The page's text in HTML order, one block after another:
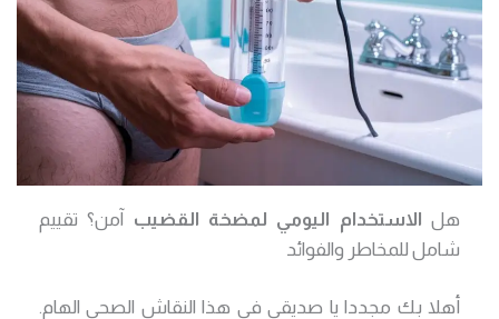
هل الاستخدام اليومي لمضخة القضيب آمن؟ تقييم
شامل للمخاطر والفوائد
أهلا بك مجددا يا صديقي في هذا النقاش الصحي الهام.